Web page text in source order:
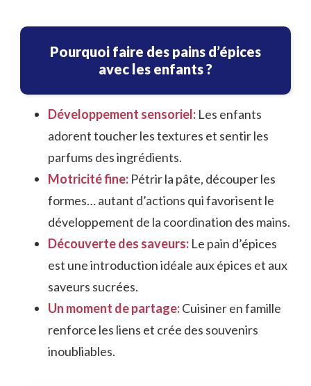
Pourquoi faire des pains d’épices
avec les enfants ?
Développement sensoriel: Les enfants
adorent toucher les textures et sentir les
parfums des ingrédients.
Motricité fine: Pétrir la pâte, découper les
formes… autant d’actions qui favorisent le
développement de la coordination des mains.
Découverte des saveurs: Le pain d’épices
est une introduction idéale aux épices et aux
saveurs sucrées.
Un moment de partage:Cuisiner en famille
renforce les liens et crée des souvenirs
inoubliables.